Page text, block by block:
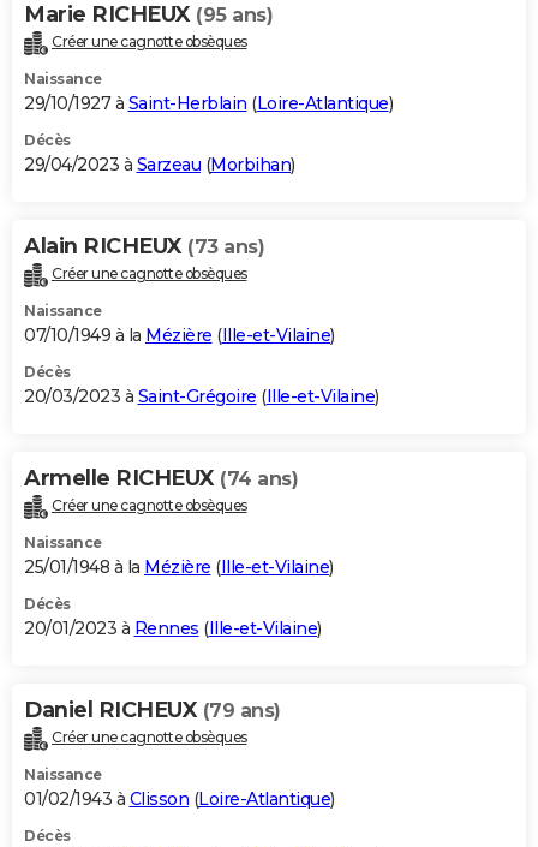
Marie RICHEUX (95 ans)
Créer une cagnotte obsèques
Naissance
29/10/1927 à Saint-Herblain (Loire-Atlantique)
Décès
29/04/2023 à Sarzeau (Morbihan)
Alain RICHEUX (73 ans)
Créer une cagnotte obsèques
Naissance
07/10/1949 à la Mézière (Ille-et-Vilaine)
Décès
20/03/2023 à Saint-Grégoire (Ille-et-Vilaine)
Armelle RICHEUX (74 ans)
Créer une cagnotte obsèques
Naissance
25/01/1948 à la Mézière (Ille-et-Vilaine)
Décès
20/01/2023 à Rennes (Ille-et-Vilaine)
Daniel RICHEUX (79 ans)
Créer une cagnotte obsèques
Naissance
01/02/1943 à Clisson (Loire-Atlantique)
Décès